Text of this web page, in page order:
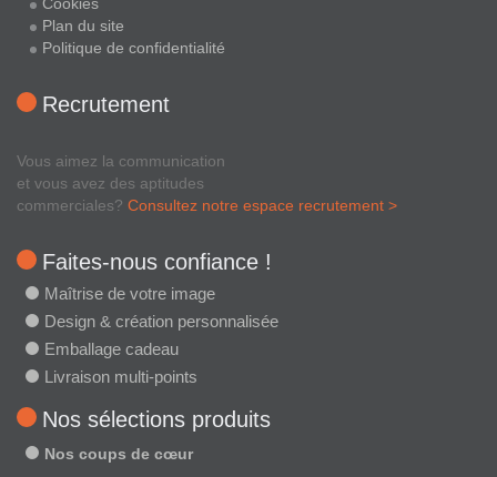
Plan du site
Politique de confidentialité
Recrutement
Vous aimez la communication
et vous avez des aptitudes
commerciales? Consultez notre espace recrutement >
Faites-nous confiance !
Maîtrise de votre image
Design & création personnalisée
Emballage cadeau
Livraison multi-points
Nos sélections produits
Nos coups de cœur